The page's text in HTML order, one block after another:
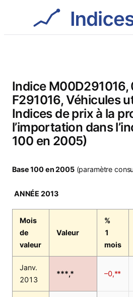
Indice M00D291016,
F291016, Véhicules
Indices de prix à la
l’importation dans
100 en 2005)
Base 100 en 2005(paramètre
ANNÉE 2013
Mois
de
valeur
Valeur
%
1
mois
Janv.
2013
***,* –0,**